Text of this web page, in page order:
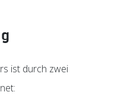
ist durch zwei